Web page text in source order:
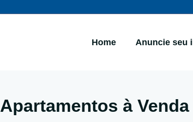
Home Anuncie seu
Apartamentos à